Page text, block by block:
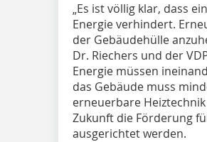
„Es ist völlig klar, dass
Energie verhindert.
der Gebäudehülle
Dr. Riechers und der
Energie müssen
das Gebäude muss
erneuerbare
Zukunft die Förderung
ausgerichtet werden.